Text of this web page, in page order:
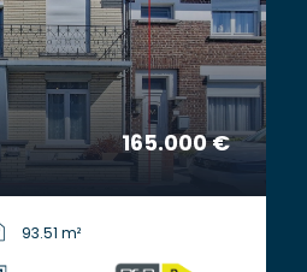
165.000 €
93.51 m²